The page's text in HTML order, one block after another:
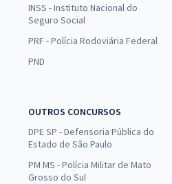
INSS - Instituto Nacional do
Seguro Social
PRF - Polícia Rodoviária Federal
PND
OUTROS CONCURSOS
DPE SP - Defensoria Pública do
Estado de São Paulo
PM MS - Polícia Militar de Mato
Grosso do Sul